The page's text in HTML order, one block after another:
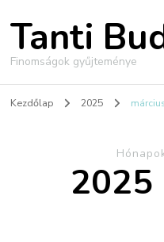
Tanti
Finomságok gyűjteménye
Kezdőlap 2025
2025